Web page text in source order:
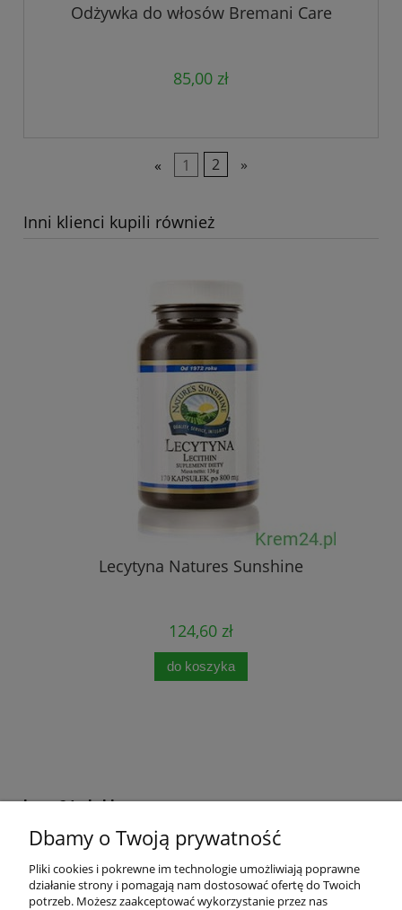
Odżywka do włosów Bremani Care
85,00 zł
« 1 2 »
Inni klienci kupili również
Lecytyna Natures Sunshine
124,60 zł
do koszyka
krem24.pl sklep
+48 508 283 281
sklep@krem24.pl
Litewska 10
51-354Wrocław woj. dolnośląskie
NIP 8981978725
Dbamy o Twoją prywatność
Pliki cookies i pokrewne im technologie umożliwiają poprawne
działanie strony i pomagają nam dostosować ofertę do Twoich
potrzeb. Możesz zaakceptować wykorzystanie przez nas